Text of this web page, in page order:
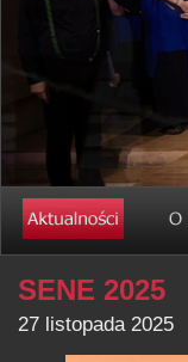
SENE 2025
27 listopada 2025